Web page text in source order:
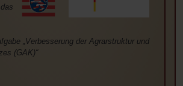
„Verbesserung der Agrarstruktur und
(GAK)“